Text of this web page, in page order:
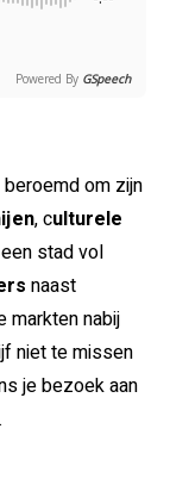
Powered By GSpeech
beroemd om zijn
, culturele
stad vol
naast
markten nabij
niet te missen
je bezoek aan
.